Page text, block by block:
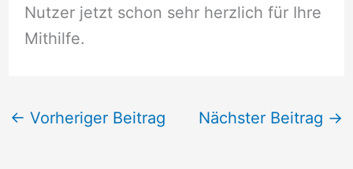
Nutzer jetzt schon sehr herzlich für Ihre
Mithilfe.
← Vorheriger Beitrag Nächster Beitrag →